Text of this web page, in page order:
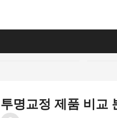
투명교정 제품 비교